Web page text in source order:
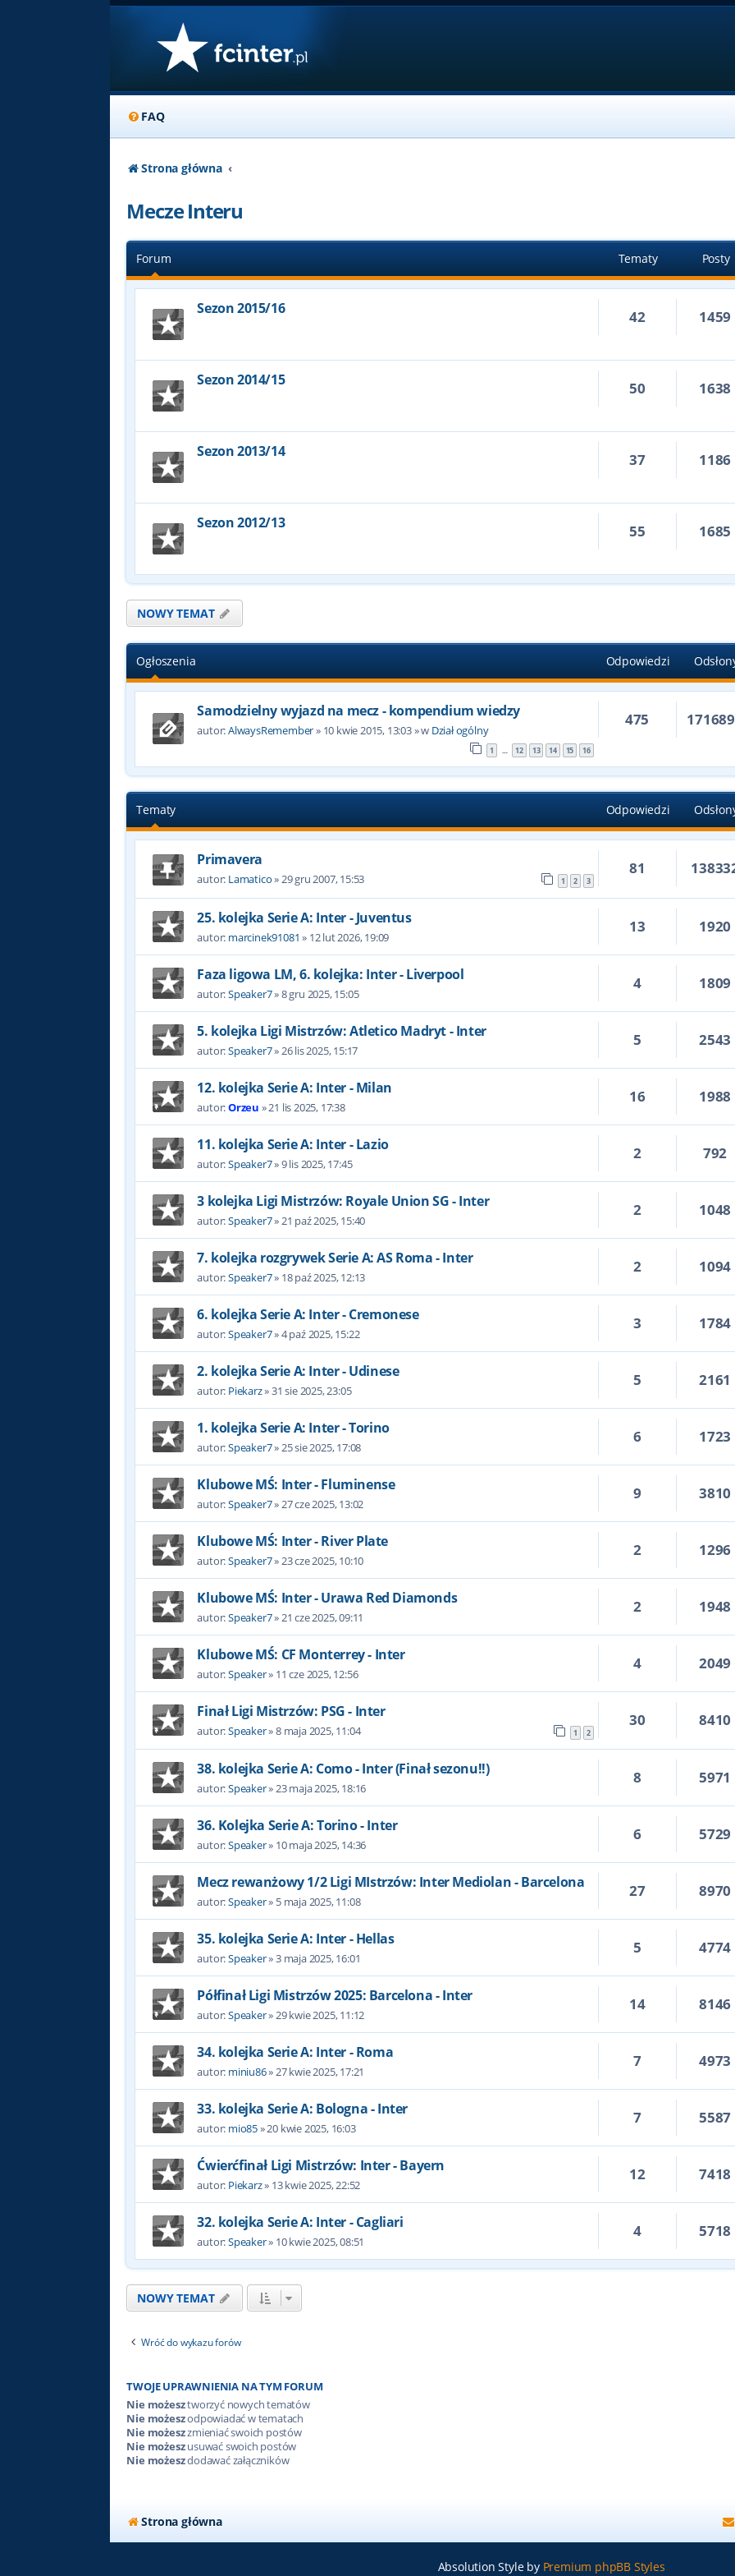
FAQ
Strona główna
Mecze Interu
Forum Tematy Posty
Sezon 2015/16 42 1459
Sezon 2014/15 50 1638
Sezon 2013/14 37 1186
Sezon 2012/13 55 1685
NOWY TEMAT
Ogłoszenia Odpowiedzi
Samodzielny wyjazd na mecz - kompendium wiedzy
autor:AlwaysRemember» 10 kwie 2015, 13:03» w Dział ogólny
1 … 12 13 14 15 16
475
Tematy Odpowiedzi
Primavera
autor: Lamatico»29 gru 2007, 15:53 1 2 3
81
25. kolejka Serie A: Inter - Juventus
autor: marcinek91081 » 12 lut 2026, 19:09
13 1920
Faza ligowa LM, 6. kolejka: Inter - Liverpool
autor:Speaker7»8 gru 2025, 15:05
4 1809
5. kolejka Ligi Mistrzów: Atletico Madryt - Inter
autor:Speaker7»26 lis 2025, 15:17
5 2543
12. kolejka Serie A: Inter - Milan
autor:Orzeu »21 lis 2025, 17:38
16 1988
11. kolejka Serie A: Inter - Lazio
autor:Speaker7»9 lis 2025, 17:45
2 792
3 kolejka Ligi Mistrzów: Royale Union SG - Inter
autor:Speaker7»21 paź 2025, 15:40
2 1048
7. kolejka rozgrywek Serie A: AS Roma - Inter
autor:Speaker7» 18 paź 2025, 12:13
2 1094
6. kolejka Serie A: Inter - Cremonese
autor:Speaker7»4 paź 2025, 15:22
3 1784
2. kolejka Serie A: Inter - Udinese
autor: Piekarz»31 sie 2025, 23:05
5 2161
1. kolejka Serie A: Inter - Torino
autor:Speaker7»25 sie 2025, 17:08
6 1723
Klubowe MŚ: Inter - Fluminense
autor:Speaker7»27 cze 2025, 13:02
9 3810
Klubowe MŚ: Inter - River Plate
autor:Speaker7»23 cze 2025, 10:10
2 1296
Klubowe MŚ: Inter - Urawa Red Diamonds
autor:Speaker7»21 cze 2025, 09:11
2 1948
Klubowe MŚ: CF Monterrey - Inter
autor:Speaker» 11 cze 2025, 12:56
4 2049
Finał Ligi Mistrzów: PSG - Inter
autor:Speaker»8 maja 2025, 11:04 1 2
30 8410
38. kolejka Serie A: Como - Inter (Finał sezonu!!)
autor:Speaker»23 maja 2025, 18:16
8 5971
36. Kolejka Serie A: Torino - Inter
autor:Speaker» 10 maja 2025, 14:36
6 5729
Mecz rewanżowy 1/2 Ligi MIstrzów: Inter Mediolan - Barcelona
autor:Speaker» 5 maja 2025, 11:08
27 8970
35. kolejka Serie A: Inter - Hellas
autor:Speaker»3 maja 2025, 16:01
5 4774
Półfinał Ligi Mistrzów 2025: Barcelona - Inter
autor:Speaker»29 kwie 2025, 11:12
14 8146
34. kolejka Serie A: Inter - Roma
autor: miniu86»27 kwie 2025, 17:21
7 4973
33. kolejka Serie A: Bologna - Inter
autor: mio85»20 kwie 2025, 16:03
7 5587
Ćwierćfinał Ligi Mistrzów: Inter - Bayern
autor: Piekarz» 13 kwie 2025, 22:52
12 7418
32. kolejka Serie A: Inter - Cagliari
autor:Speaker» 10 kwie 2025, 08:51
4 5718
NOWY TEMAT
Wróć do wykazu forów
TWOJE UPRAWNIENIA NA TYM FORUM
Nie możesztworzyć nowych tematów
Nie możeszodpowiadać w tematach
Nie możeszzmieniać swoich postów
Nie możeszusuwać swoich postów
Nie możeszdodawać załączników
Strona główna
Absolution Style by Premium phpBB Styles